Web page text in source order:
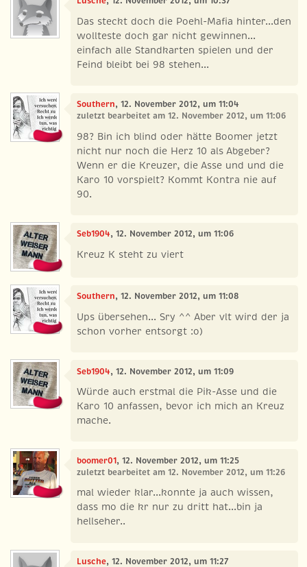
Das steckt doch die Poehl-Mafia hinter...den
wollteste doch gar nicht gewinnen...
einfach alle Standkarten spielen und der
Feind bleibt bei 98 stehen...
Southern, 12. November 2012, um 11:04
zuletzt bearbeitet am 12. November 2012, um 11:06
98? Bin ich blind oder hätte Boomer jetzt
nicht nur noch die Herz 10 als Abgeber?
Wenn er die Kreuzer, die Asse und und die
Karo 10 vorspielt? Kommt Kontra nie auf
90.
Seb1904, 12. November 2012, um 11:06
Kreuz K steht zu viert
Southern, 12. November 2012, um 11:08
Ups übersehen... Sry ^^ Aber vlt wird der ja
schon vorher entsorgt :o)
Seb1904, 12. November 2012, um 11:09
Würde auch erstmal die Pik-Asse und die
Karo 10 anfassen, bevor ich mich an Kreuz
mache.
boomer01, 12. November 2012, um 11:25
zuletzt bearbeitet am 12. November 2012, um 11:26
mal wieder klar...konnte ja auch wissen,
dass mo die kr nur zu dritt hat...bin ja
hellseher..
Lusche, 12. November 2012, um 11:27